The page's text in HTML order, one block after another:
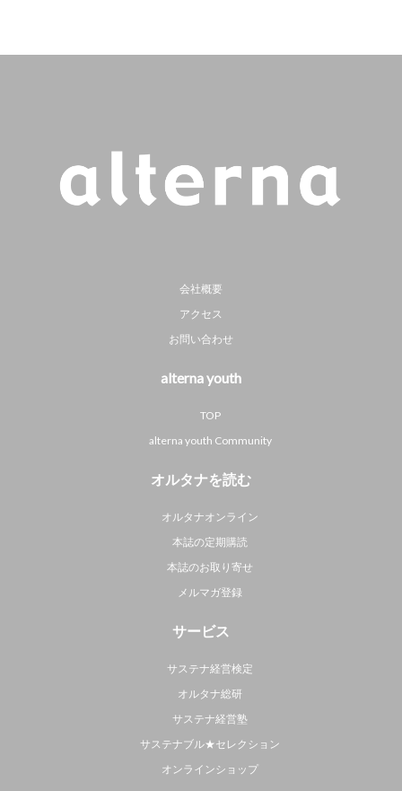
会社概要
アクセス
お問い合わせ
alterna youth
TOP
alterna youth Community
オルタナを読む
オルタナオンライン
本誌の定期購読
本誌のお取り寄せ
メルマガ登録
サービス
サステナ経営検定
オルタナ総研
サステナ経営塾
サステナブル★セレクション
オンラインショップ